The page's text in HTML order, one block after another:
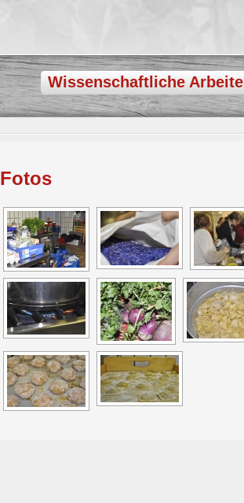
Wissenschaftliche
Fotos